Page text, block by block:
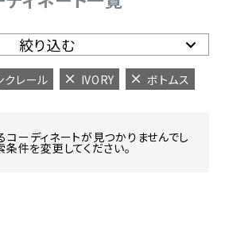
絞り込む
クレール IVORY ボトムス
ーディネートが見つかりませんでし
条件を変更してください。